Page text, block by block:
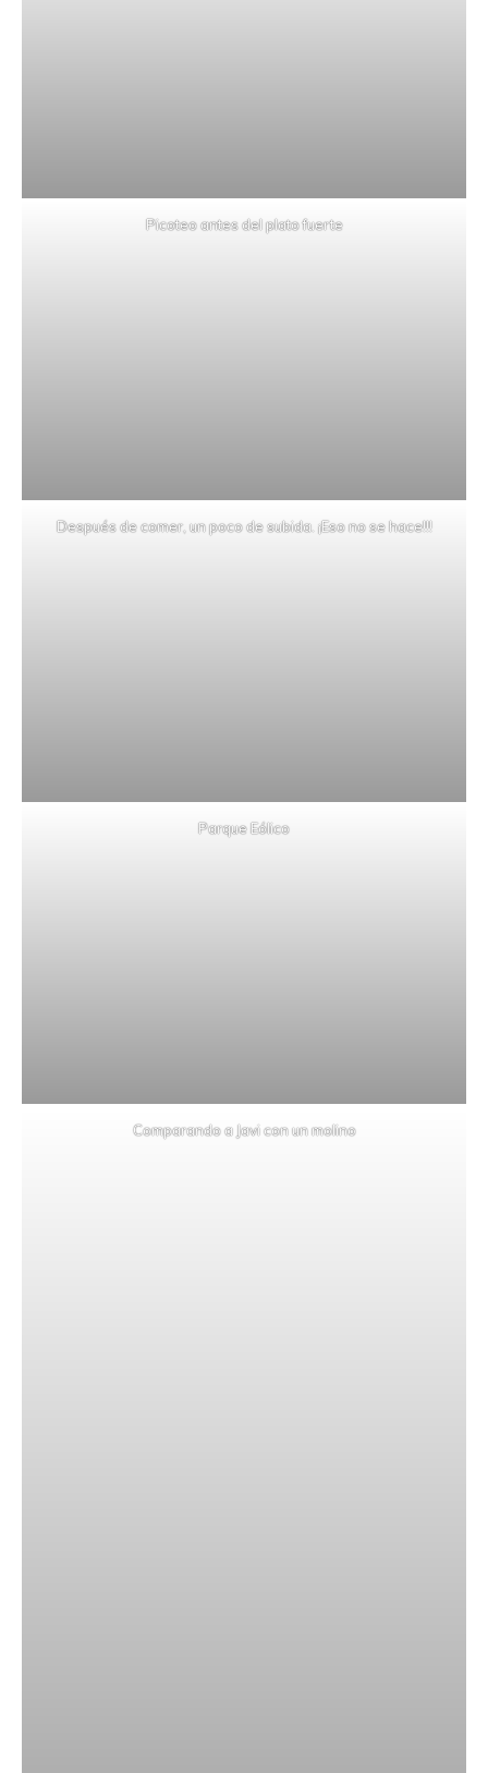
Picoteo antes del plato fuerte
Después de comer, un poco de subida. ¡Eso no se hace!!!
Parque Eólico
Comparando a Javi con un molino